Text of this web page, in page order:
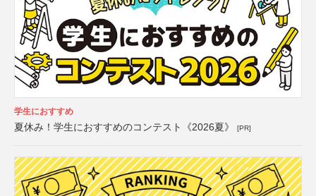
学生におすすめ
夏休み！学生におすすめのコンテスト《2026夏》 [PR]